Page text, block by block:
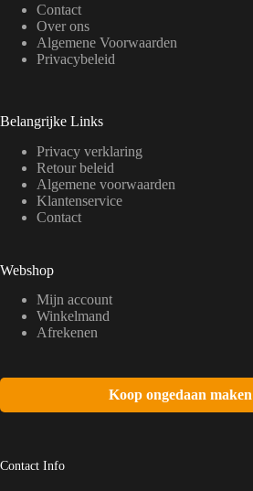
Contact
Over ons
Algemene Voorwaarden
Privacybeleid
Belangrijke Links
Privacy verklaring
Retour beleid
Algemene voorwaarden
Klantenservice
Contact
Webshop
Mijn account
Winkelmand
Afrekenen
Koop ongedaan maken
Contact Info